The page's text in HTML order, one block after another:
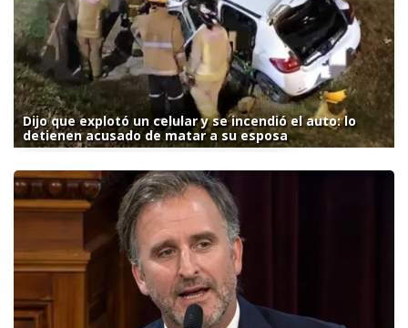
Dijo que explotó un celular y se incendió el auto: lo
detienen acusado de matar a su esposa